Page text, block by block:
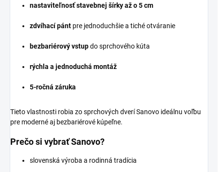
nastaviteľnosť stavebnej šírky až o 5 cm
zdvíhací pánt pre jednoduchšie a tiché otváranie
bezbariérový vstupdo sprchového kúta
rýchla a jednoduchá montáž
5-ročná záruka
Tieto vlastnosti robia zo sprchových dverí Sanovo ideálnu voľbu
pre moderné aj bezbariérové kúpeľne.
Prečo si vybrať Sanovo?
slovenská výroba a rodinná tradícia